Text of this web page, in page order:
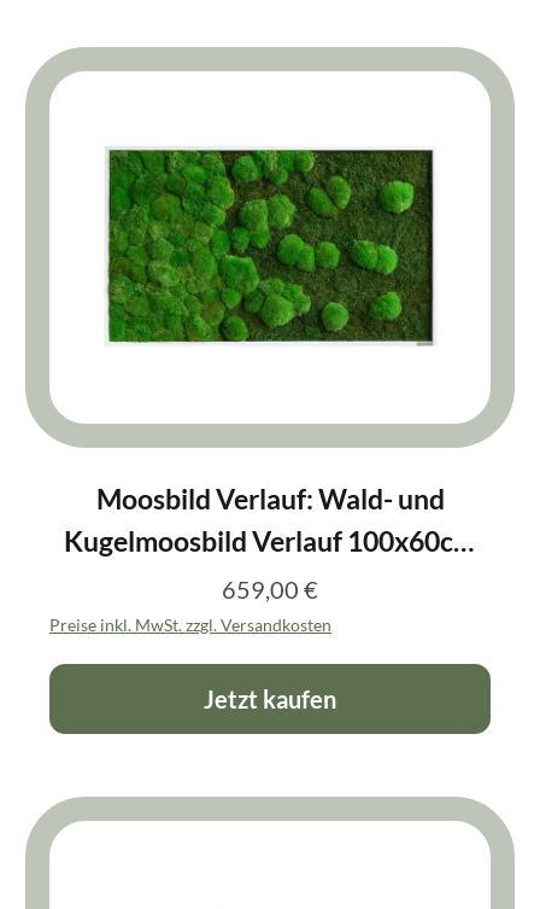
Moosbild Verlauf: Wald- und
Kugelmoosbild Verlauf 100x60cm
Vollholz (schwarz)
Regulärer Preis:
659,00 €
Preise inkl. MwSt. zzgl. Versandkosten
Jetzt kaufen